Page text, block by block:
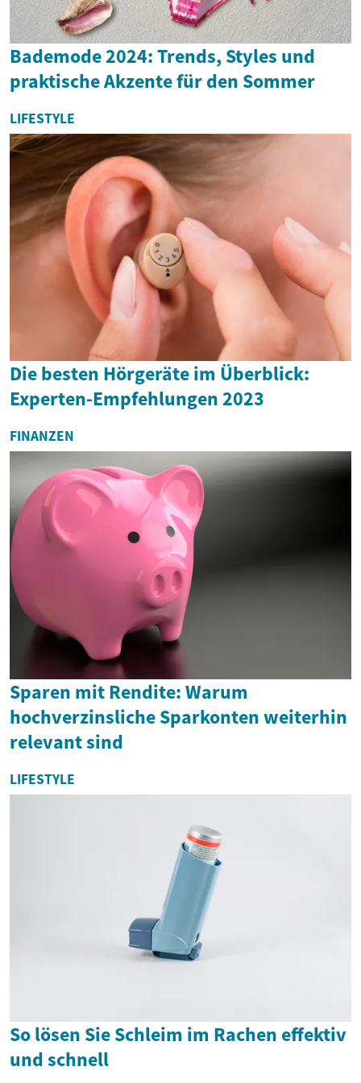
Bademode 2024: Trends, Styles und
praktische Akzente für den Sommer
LIFESTYLE
Die besten Hörgeräte im Überblick:
Experten-Empfehlungen 2023
FINANZEN
Sparen mit Rendite: Warum
hochverzinsliche Sparkonten weiterhin
relevant sind
LIFESTYLE
So lösen Sie Schleim im Rachen effektiv
und schnell